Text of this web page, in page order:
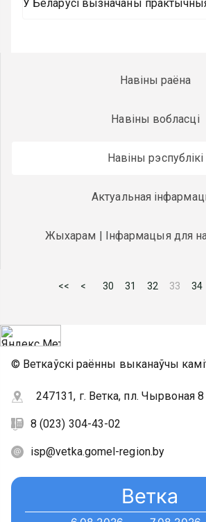
У Беларусі вызначаны
Навіны раёна
Навіны вобласці
Навіны рэспублікі
Актуальная
Жыхарам | Інфармацыя для
<< < 30 31 32 33 34
© Веткаўскі раённы выканаўчы
247131, г. Ветка, пл. Чырвоная 8
8 (023) 304-43-02
isp@vetka.gomel-region.by
Ветка